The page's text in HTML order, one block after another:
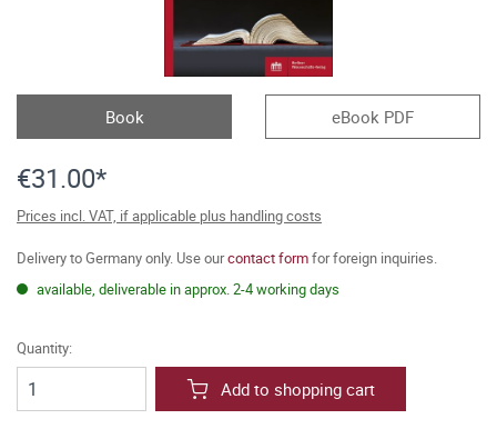
Book eBook PDF
€31.00*
Prices incl. VAT, if applicable plus handling costs
Delivery to Germany only. Use ourcontact formfor foreign inquiries.
available, deliverable in approx. 2-4 working days
Quantity:
Add to shopping cart